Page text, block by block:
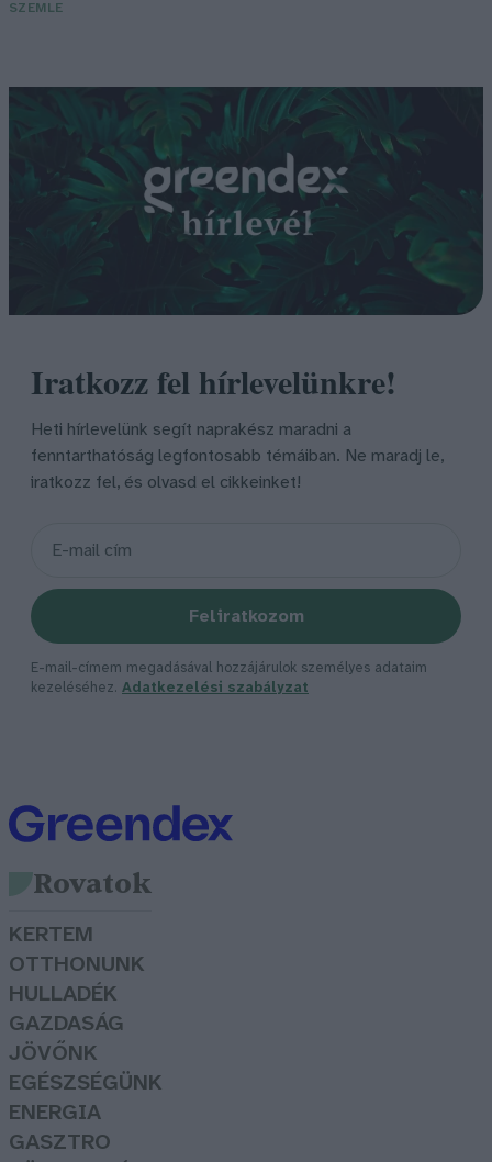
SZEMLE
Iratkozz fel hírlevelünkre!
Heti hírlevelünk segít naprakész maradni a
fenntarthatóság legfontosabb témáiban. Ne maradj le,
iratkozz fel, és olvasd el cikkeinket!
Feliratkozom
E-mail-címem megadásával hozzájárulok személyes adataim
kezeléséhez. Adatkezelési szabályzat
Rovatok
KERTEM
OTTHONUNK
HULLADÉK
GAZDASÁG
JÖVŐNK
EGÉSZSÉGÜNK
ENERGIA
GASZTRO